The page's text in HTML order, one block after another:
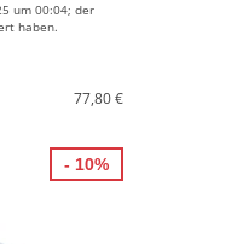
um 00:04; der
haben.
77,80 €
- 10%